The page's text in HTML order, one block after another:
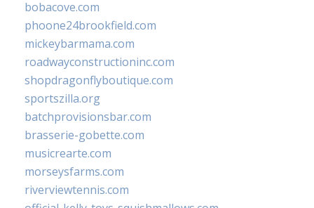
bobacove.com
phoone24brookfield.com
mickeybarmama.com
roadwayconstructioninc.com
shopdragonflyboutique.com
sportszilla.org
batchprovisionsbar.com
brasserie-gobette.com
musicrearte.com
morseysfarms.com
riverviewtennis.com